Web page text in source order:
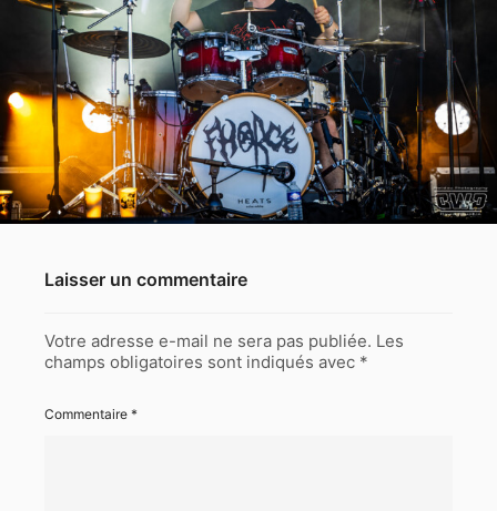
Laisser un commentaire
Votre adresse e-mail ne sera pas publiée. Les
champs obligatoires sont indiqués avec *
Commentaire *